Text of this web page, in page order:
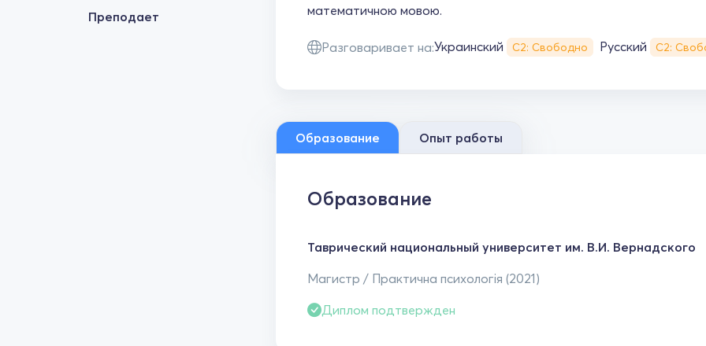
Преподает
математичною мовою.
Разговаривает на:Украинский С2: Свободно Русский С2:
Образование Опыт работы
Образование
Таврический национальный университет им. В.И. Вернадского
Магистр / Практична психологія (2021)
Диплом подтвержден